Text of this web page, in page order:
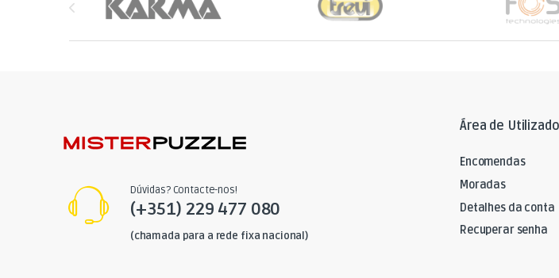
Dúvidas? Contacte-nos!
(+351) 229 477 080
(chamada para a rede fixa nacional)
Área de
Encomendas
Moradas
Detalhes da conta
Recuperar senha